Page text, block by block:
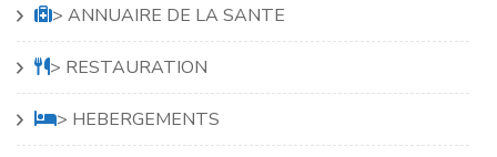
> ANNUAIRE DE LA SANTE
> RESTAURATION
> HEBERGEMENTS